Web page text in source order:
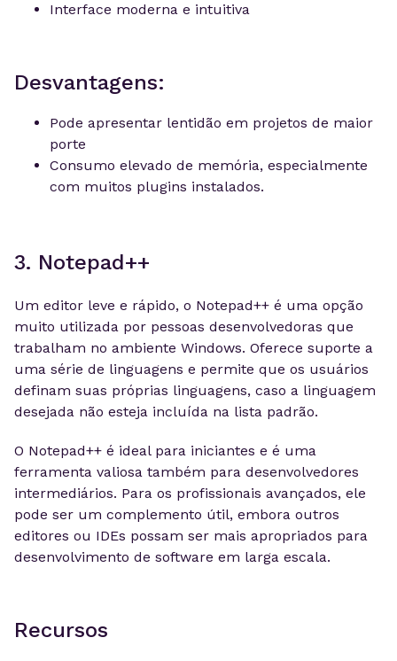
Interface moderna e intuitiva
Desvantagens:
Pode apresentar lentidão em projetos de maior
porte
Consumo elevado de memória, especialmente
com muitos plugins instalados.
3. Notepad++
Um editor leve e rápido, o Notepad++ é uma opção
muito utilizada por pessoas desenvolvedoras que
trabalham no ambiente Windows. Oferece suporte a
uma série de linguagens e permite que os usuários
definam suas próprias linguagens, caso a linguagem
desejada não esteja incluída na lista padrão.
O Notepad++ é ideal para iniciantes e é uma
ferramenta valiosa também para desenvolvedores
intermediários. Para os profissionais avançados, ele
pode ser um complemento útil, embora outros
editores ou IDEs possam ser mais apropriados para
desenvolvimento de software em larga escala.
Recursos